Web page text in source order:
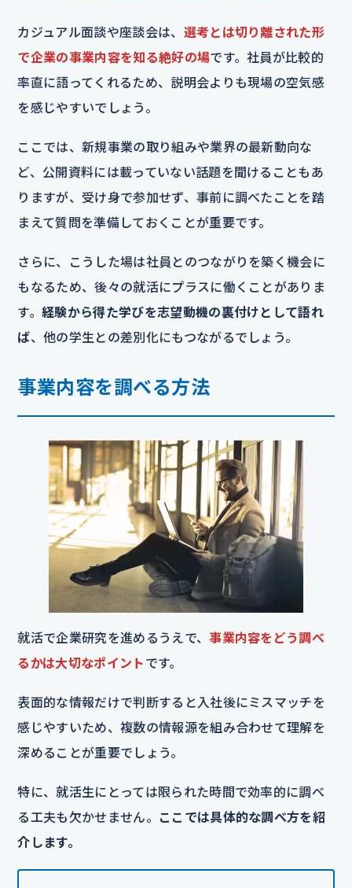
カジュアル面談や座談会は、 選考とは切り離された形
で企業の事業内容を知る絶好の場です。社員が比較的
率直に語ってくれるため、説明会よりも現場の空気感
を感じやすいでしょう。
ここでは、新規事業の取り組みや業界の最新動向な
ど、公開資料には載っていない話題を聞けることもあ
りますが、受け身で参加せず、事前に調べたことを踏
まえて質問を準備しておくことが重要です。
さらに、こうした場は社員とのつながりを築く機会に
もなるため、後々の就活にプラスに働くことがありま
す。経験から得た学びを志望動機の裏付けとして語れ
ば、他の学生との差別化にもつながるでしょう。
事業内容を調べる方法
就活で企業研究を進めるうえで、事業内容をどう調べ
るかは大切なポイント です。
表面的な情報だけで判断すると入社後にミスマッチを
感じやすいため、複数の情報源を組み合わせて理解を
深めることが重要でしょう。
特に、就活生にとっては限られた時間で効率的に調べ
る工夫も欠かせません。
ここでは具体的な調べ方を紹
介します。